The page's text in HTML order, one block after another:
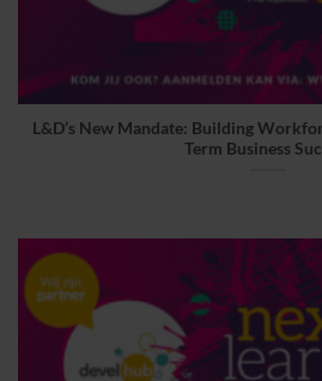
L&D’s New Mandate: Building
Term Business